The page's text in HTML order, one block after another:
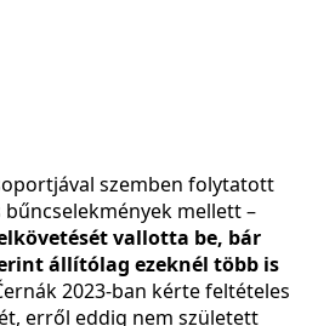
szemben folytatott
mellett –
vallotta be, bár
állítólag ezeknél több is
2023-ban kérte feltételes
erről eddig nem született